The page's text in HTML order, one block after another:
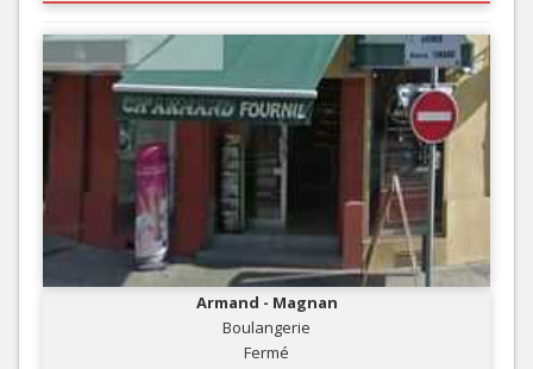
Armand - Magnan
Boulangerie
Fermé